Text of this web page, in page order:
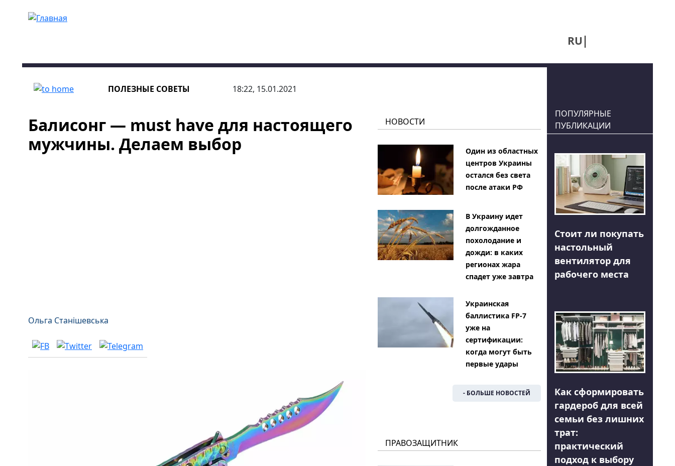
RU
ПОЛЕЗНЫЕ СОВЕТЫ 18:22, 15.01.2021
Балисонг — must have для настоящего
мужчины. Делаем выбор
Ольга Станішевська
НОВОСТИ
Один из областных
центров Украины
остался без света
после атаки РФ
В Украину идет
долгожданное
похолодание и
дожди: в каких
регионах жара
спадет уже завтра
Украинская
баллистика FP-7
уже на
сертификации:
когда могут быть
первые удары
- БОЛЬШЕ НОВОСТЕЙ
ПРАВОЗАЩИТНИК
ПОПУЛЯРНЫЕ
ПУБЛИКАЦИИ
Стоит ли покупать
настольный
вентилятор для
рабочего места
Как сформировать
гардероб для всей
семьи без лишних
трат:
практический
подход к выбору